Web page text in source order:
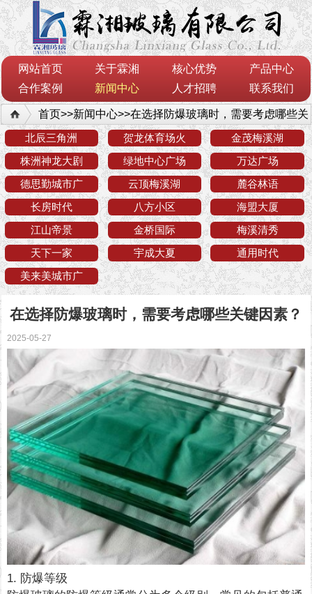
网站首页 关于霖湘 核心优势
产品中心
合作案例
新闻中心 人才招聘 联系我们
首页>>新闻中心>>在选择防爆玻璃时，需要考虑哪些关
键因素？北辰三角洲 贺龙体育场火
金茂梅溪湖
株洲神龙大剧
绿地中心广场
万达广场
德思勤城市广
云顶梅溪湖
麓谷林语
长房时代
八方小区
海盟大厦
江山帝景
金桥国际
梅溪清秀
天下一家
宇成大夏
通用时代
美来美城市广
在选择防爆玻璃时，需要考虑哪些关键因素？
2025-05-27
1. 防爆等级